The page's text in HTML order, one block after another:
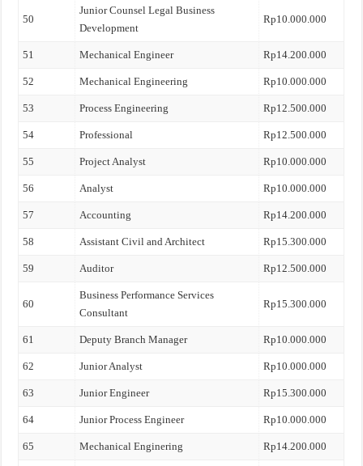
50
Junior Counsel Legal Business
Development
Rp10.000.000
51 Mechanical Engineer Rp14.200.000
52 Mechanical Engineering Rp10.000.000
53 Process Engineering Rp12.500.000
54 Professional Rp12.500.000
55 Project Analyst Rp10.000.000
56 Analyst Rp10.000.000
57 Accounting Rp14.200.000
58 Assistant Civil and Architect Rp15.300.000
59 Auditor Rp12.500.000
60
Business Performance Services
Consultant
Rp15.300.000
61 Deputy Branch Manager Rp10.000.000
62 Junior Analyst Rp10.000.000
63 Junior Engineer Rp15.300.000
64 Junior Process Engineer Rp10.000.000
65 Mechanical Enginering Rp14.200.000